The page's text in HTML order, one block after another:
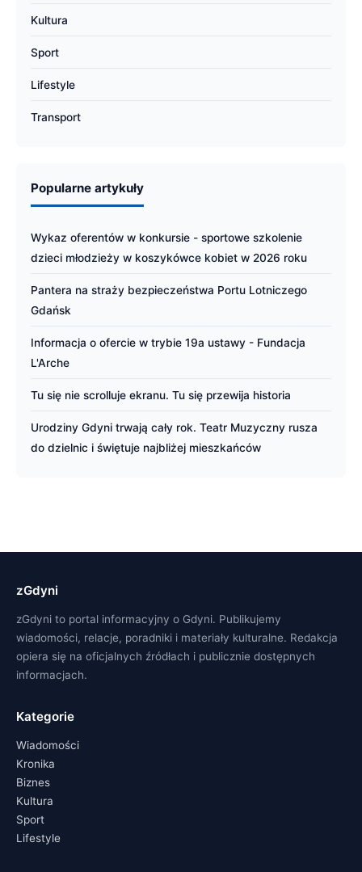
Kultura
Sport
Lifestyle
Transport
Popularne artykuły
Wykaz oferentów w konkursie - sportowe szkolenie
dzieci młodzieży w koszykówce kobiet w 2026 roku
Pantera na straży bezpieczeństwa Portu Lotniczego
Gdańsk
Informacja o ofercie w trybie 19a ustawy - Fundacja
L'Arche
Tu się nie scrolluje ekranu. Tu się przewija historia
Urodziny Gdyni trwają cały rok. Teatr Muzyczny rusza
do dzielnic i świętuje najbliżej mieszkańców
zGdyni
zGdyni to portal informacyjny o Gdyni. Publikujemy
wiadomości, relacje, poradniki i materiały kulturalne. Redakcja
opiera się na oficjalnych źródłach i publicznie dostępnych
informacjach.
Kategorie
Wiadomości
Kronika
Biznes
Kultura
Sport
Lifestyle